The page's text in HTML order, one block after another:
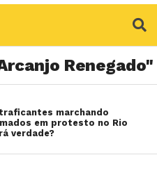
Renegado"
marchando
em protesto no Rio
verdade?